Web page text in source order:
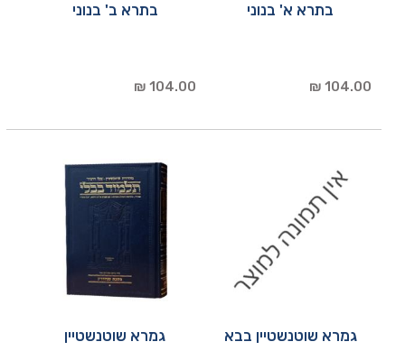
בתרא א' בנוני
104.00 ₪
בתרא ב' בנוני
104.00 ₪
גמרא שוטנשטיין בבא
גמרא שוטנשטיין